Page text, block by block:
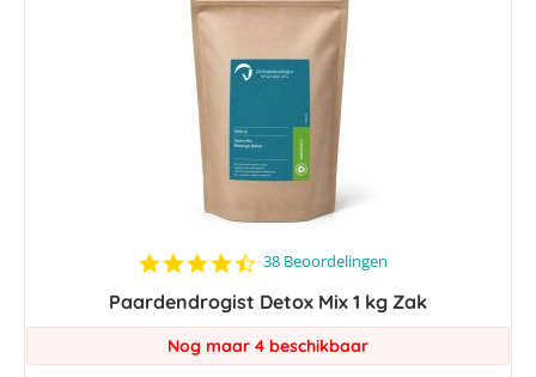
4.6
rating
38 Beoordelingen
Paardendrogist Detox Mix 1 kg Zak
Nog maar 4 beschikbaar